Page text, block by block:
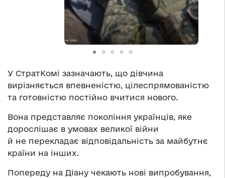
У СтратКомі зазначають, що дівчина
вирізняється впевненістю, цілеспрямованістю
та готовністю постійно вчитися нового.
Вона представляє покоління українців, яке
дорослішає в умовах великої війни
й не перекладає відповідальність за майбутнє
країни на інших.
Попереду на Діану чекають нові випробування,